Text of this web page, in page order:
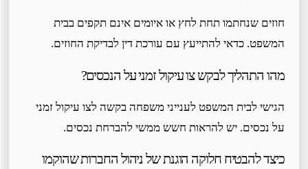
חוזים שנחתמו תחת לחץ או איומים אינם תקפים בבית
המשפט. כדאי להתייעץ עם עורכת דין לבדיקת החוזים.
מהו התהליך לבקש צו עיקול זמני על הנכסים?
הגישי לבית המשפט לענייני משפחה בקשה לצו עיקול זמני
על נכסים. יש להראות חשש ממשי להברחת נכסים.
כיצד להבטיח חלוקה הוגנת של ניהול החברות שהוקמו